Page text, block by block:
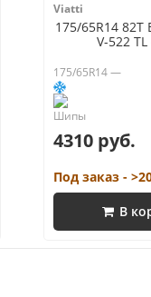
Viatti
175/65R14
V-522
175/65R14 —
4310 руб.
Под заказ -
В